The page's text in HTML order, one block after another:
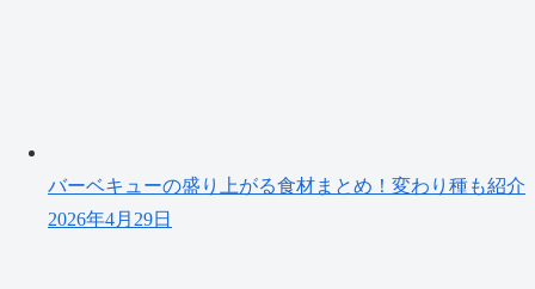
バーベキューの盛り上がる食材まとめ！変わり種も紹介
2026年4月29日